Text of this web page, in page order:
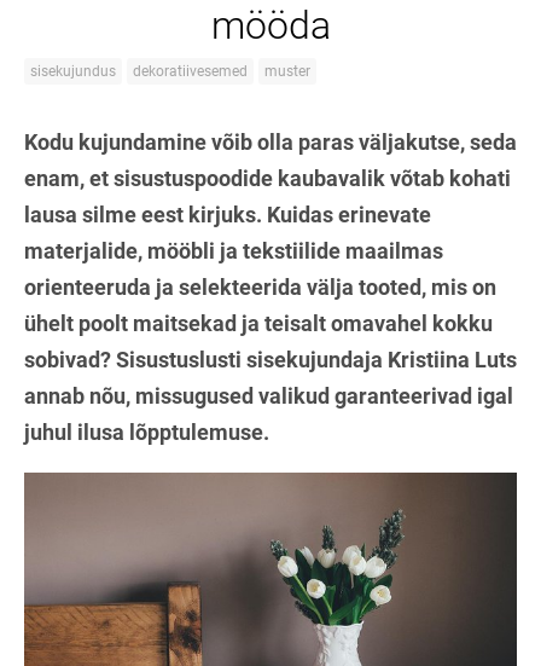
mööda
sisekujundus dekoratiivesemed muster
Kodu kujundamine võib olla paras väljakutse, seda
enam, et sisustuspoodide kaubavalik võtab kohati
lausa silme eest kirjuks. Kuidas erinevate
materjalide, mööbli ja tekstiilide maailmas
orienteeruda ja selekteerida välja tooted, mis on
ühelt poolt maitsekad ja teisalt omavahel kokku
sobivad? Sisustuslusti sisekujundaja Kristiina Luts
annab nõu, missugused valikud garanteerivad igal
juhul ilusa lõpptulemuse.